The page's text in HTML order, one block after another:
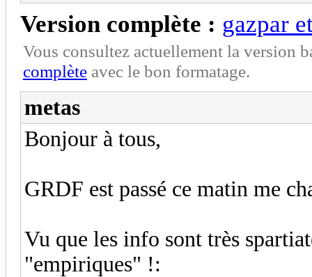
Version complète : gazpar
Vous consultez actuellement la version
complète avec le bon formatage.
metas
Bonjour à tous,
GRDF est passé ce matin me
Vu que les info sont très
"empiriques" !: